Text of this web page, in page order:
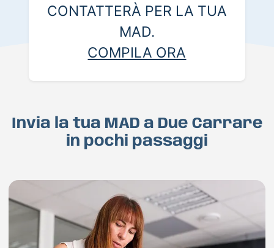
CONTATTERÀ PER LA TUA
MAD.
COMPILA ORA
Invia la tua MAD a Due Carrare
in pochi passaggi